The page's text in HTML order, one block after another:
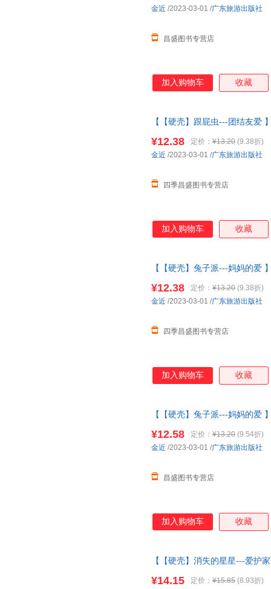
昌盛图书专营店
金近 /2023-03-01 /广东旅游出版社
加入购物车 收藏
【【硬壳】跟屁虫---团结友爱
¥12.38 定价： ¥13.20 (9.38折)
四季昌盛图书专营店
金近 /2023-03-01 /广东旅游出版社
加入购物车 收藏
【【硬壳】兔子派---妈妈的爱
¥12.38 定价： ¥13.20 (9.38折)
四季昌盛图书专营店
金近 /2023-03-01 /广东旅游出版社
加入购物车 收藏
【【硬壳】兔子派---妈妈的爱
¥12.58 定价： ¥13.20 (9.54折)
昌盛图书专营店
金近 /2023-03-01 /广东旅游出版社
加入购物车 收藏
【【硬壳】消失的星星---爱护
¥14.15 定价： ¥15.85 (8.93折)